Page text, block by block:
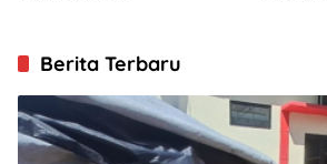
Berita Terbaru